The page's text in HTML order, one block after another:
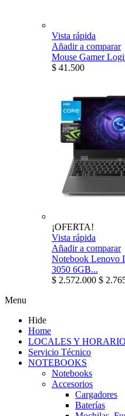
Vista rápida
Añadir a comparar
Mouse Gamer
$ 41.500
¡OFERTA!
Vista rápida
Añadir a comparar
Notebook Lenovo
3050 6GB...
$ 2.572.000 $
Menu
Hide
Home
LOCALES Y
Servicio Técnico
NOTEBOOKS
Notebooks
Accesorios
Cargadores
Baterías